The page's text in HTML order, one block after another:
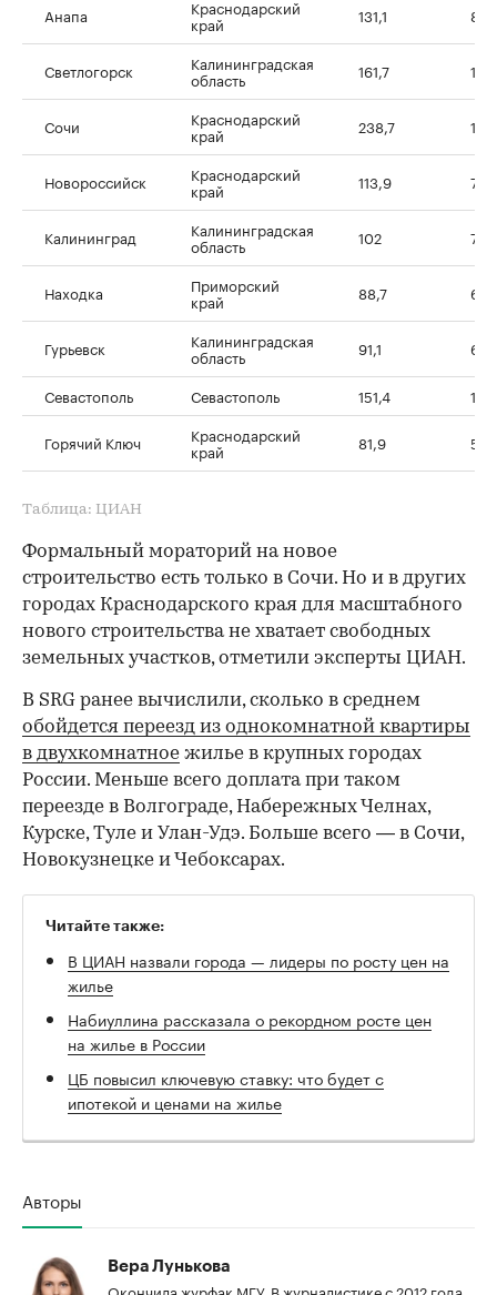
Анапа Краснодарский
край 131,1 82
Светлогорск Калининградская
область 161,7
Сочи Краснодарский
край 238,7
Новороссийск Краснодарский
край 113,9 77,9
Калининград Калининградская
область 102
Находка Приморский
край 88,7 61,9
Гурьевск Калининградская
область 91,1 65,7
Севастополь Севастополь 151,4
Горячий Ключ Краснодарский
край 81,9
Таблица: ЦИАН
Формальный мораторий на новое
строительство есть только в Сочи. Но и в других
городах Краснодарского края для масштабного
нового строительства не хватает свободных
земельных участков, отметили эксперты ЦИАН.
В SRG ранее вычислили, сколько в среднем
обойдется переезд из однокомнатной квартиры
в двухкомнатное жилье в крупных городах
России. Меньше всего доплата при таком
переезде в Волгограде, Набережных Челнах,
Курске, Туле и Улан-Удэ. Больше всего — в Сочи,
Новокузнецке и Чебоксарах.
Читайте также:
В ЦИАН назвали города — лидеры по росту цен на
жилье
Набиуллина рассказала о рекордном росте цен
на жилье в России
ЦБ повысил ключевую ставку: что будет с
ипотекой и ценами на жилье
Авторы
Вера Лунькова
Окончила журфак МГУ. В журналистике с 2012 года,